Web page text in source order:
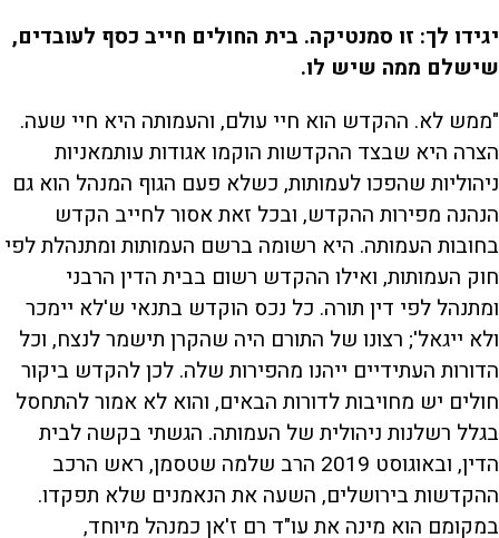
יגידו לך: זו סמנטיקה. בית החולים חייב כסף לעובדים,
שישלם ממה שיש לו.
"ממש לא. ההקדש הוא חיי עולם, והעמותה היא חיי שעה.
הצרה היא שבצד ההקדשות הוקמו אגודות עותמאניות
ניהוליות שהפכו לעמותות, כשלא פעם הגוף המנהל הוא גם
הנהנה מפירות ההקדש, ובכל זאת אסור לחייב הקדש
בחובות העמותה. היא רשומה ברשם העמותות ומתנהלת לפי
חוק העמותות, ואילו ההקדש רשום בבית הדין הרבני
ומתנהל לפי דין תורה. כל נכס הוקדש בתנאי ש'לא יימכר
ולא ייגאל'; רצונו של התורם היה שהקרן תישמר לנצח, וכל
הדורות העתידיים ייהנו מהפירות שלה. לכן להקדש ביקור
חולים יש מחויבות לדורות הבאים, והוא לא אמור להתחסל
בגלל רשלנות ניהולית של העמותה. הגשתי בקשה לבית
הדין, ובאוגוסט 2019 הרב שלמה שטסמן, ראש הרכב
ההקדשות בירושלים, השעה את הנאמנים שלא תפקדו.
במקומם הוא מינה את עו"ד רם ז'אן כמנהל מיוחד,